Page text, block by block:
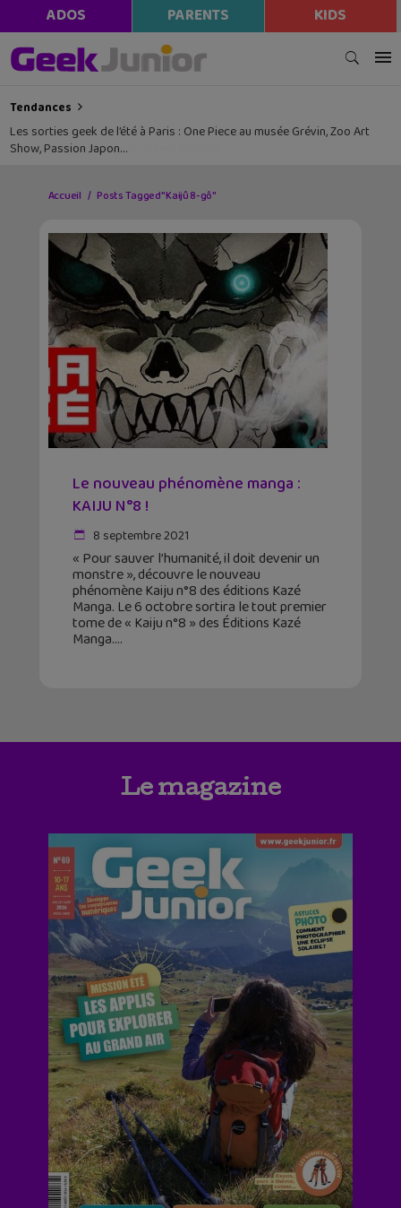
ADOS PARENTS KIDS
Tendances
Les sorties geek de l’été à Paris : One Piece au musée Grévin, Zoo Art
Show, Passion Japon…
Accueil Posts Tagged "Kaijû 8-gô"
Le nouveau phénomène manga :
KAIJU N°8 !
8 septembre 2021
« Pour sauver l’humanité, il doit devenir un
monstre », découvre le nouveau
phénomène Kaiju n°8 des éditions Kazé
Manga. Le 6 octobre sortira le tout premier
tome de « Kaiju n°8 » des Éditions Kazé
Manga.
Le magazine